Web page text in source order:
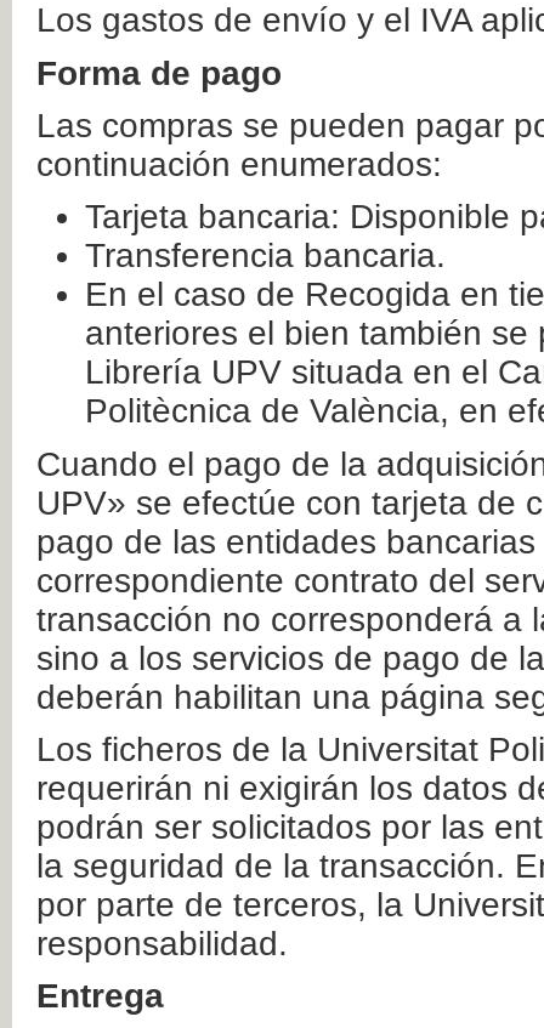
Los gastos de envío y el IVA
Forma de pago
Las compras se pueden pagar
continuación enumerados:
Tarjeta bancaria: Disponible
Transferencia bancaria.
En el caso de Recogida en
anteriores el bien también
Librería UPV situada en el
Politècnica de València, en
Cuando el pago de la
UPV» se efectúe con tarjeta de
pago de las entidades
correspondiente contrato del
transacción no corresponderá a
sino a los servicios de pago de
deberán habilitan una página
Los ficheros de la Universitat
requerirán ni exigirán los datos
podrán ser solicitados por las
la seguridad de la transacción.
por parte de terceros, la
responsabilidad.
Entrega